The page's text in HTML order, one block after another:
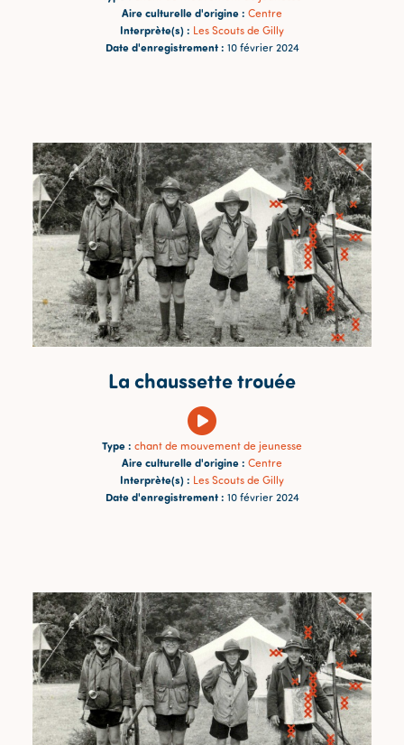
Aire culturelle d'origine : Centre
Interprète(s) : Les Scouts de Gilly
Date d'enregistrement : 10 février 2024
La chaussette trouée
Type : chant de mouvement de jeunesse
Aire culturelle d'origine : Centre
Interprète(s) : Les Scouts de Gilly
Date d'enregistrement : 10 février 2024